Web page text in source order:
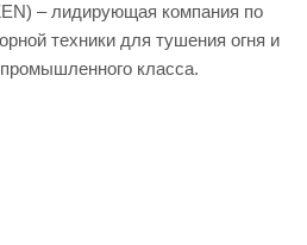
– лидирующая компания по
техники для тушения огня и
класса.